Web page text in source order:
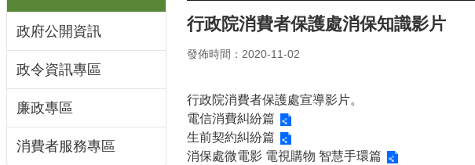
政府公開資訊
政令資訊專區
廉政專區
消費者服務專區
行政院消費者保護處消保知識影片
發佈時間：2020-11-02
行政院消費者保護處宣導影片。
電信消費糾紛篇
生前契約糾紛篇
消保處微電影 電視購物 智慧手環篇